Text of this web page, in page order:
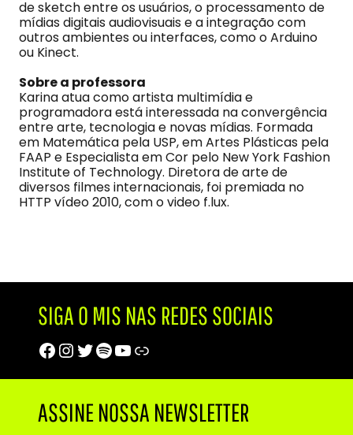
de sketch entre os usuários, o processamento de
mídias digitais audiovisuais e a integração com
outros ambientes ou interfaces, como o Arduino
ou Kinect.
Sobre a professora
Karina atua como artista multimídia e
programadora está interessada na convergência
entre arte, tecnologia e novas mídias. Formada
em Matemática pela USP, em Artes Plásticas pela
FAAP e Especialista em Cor pelo New York Fashion
Institute of Technology. Diretora de arte de
diversos filmes internacionais, foi premiada no
HTTP vídeo 2010, com o video f.lux.
SIGA O MIS NAS REDES SOCIAIS
Facebook
Instagram
Twitter
Spotify
Youtube
Trip Advisor
ASSINE NOSSA NEWSLETTER